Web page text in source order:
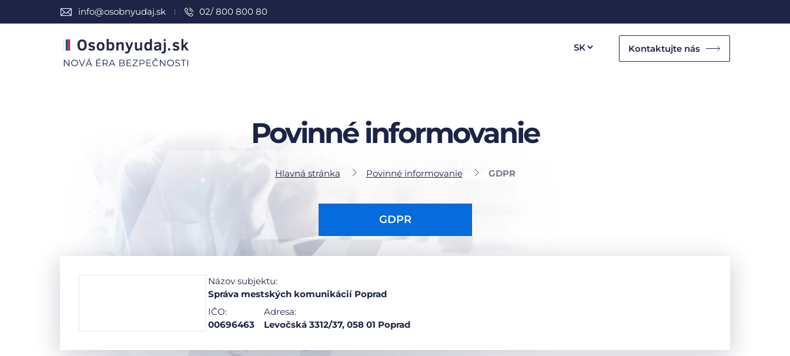
info@osobnyudaj.sk 02/ 800 800 80
Kontaktujte nás
Povinné informovanie
Hlavná stránka Povinné informovanie GDPR
GDPR
Názov subjektu:
Správa mestských komunikácií Poprad
IČO:
00696463
Adresa:
Levočská 3312/37, 058 01 Poprad